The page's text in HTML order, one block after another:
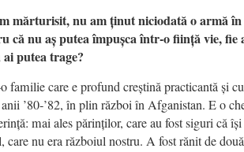
mărturisit, nu am ținut niciodată o armă în
că nu aș putea împușca într‑o ființă vie, fie
putea trage?
familie care e profund creștină practicantă și
’80‑’82, în plin război în Afganistan. E o
mai ales părinților, care au fost siguri că
care nu era războiul nostru. A fost rănit de